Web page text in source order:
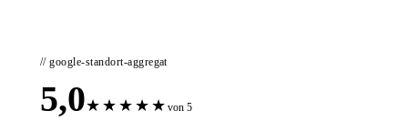
// google-standort-aggregat
5,0★ ★ ★ ★ ★ von 5